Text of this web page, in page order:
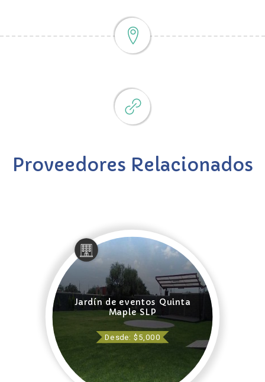
Proveedores Relacionados
Jardín de eventos Quinta
Maple SLP
Desde: $5,000